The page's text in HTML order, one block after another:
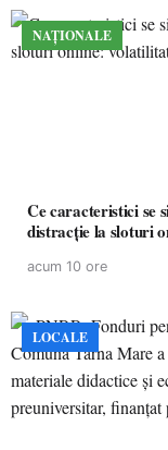
NAȚIONALE
Ce caracteristici se
distracție la sloturi
acum 10 ore
LOCALE